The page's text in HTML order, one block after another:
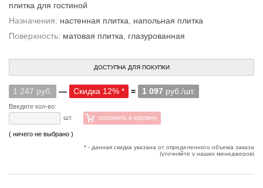
плитка для гостиной
Назначения: настенная плитка
напольная плитка
Поверхность: матовая плитка глазурованная
ДОСТУПНА ДЛЯ ПОКУПКИ
1 247 руб. — Скидка 12% * = 1 097 руб./шт.
Введите кол-во:
шт.
положить в корзину
( ничего не выбрано )
* - данная скидка указана от определенного объема заказа
(уточняйте у наших менеджеров)